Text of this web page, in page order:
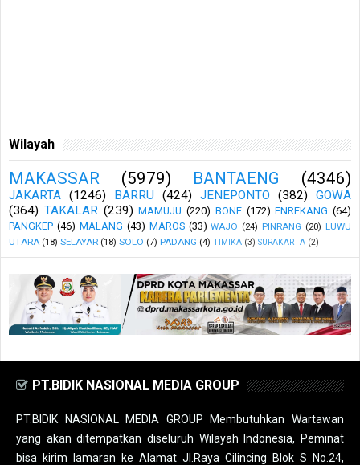
Wilayah
MAKASSAR (5979) BANTAENG (4346)
JAKARTA (1246) BARRU (424) JENEPONTO (382)
GOWA
(364) TAKALAR (239) MAMUJU (220) BONE (172) ENREKANG (64)
PANGKEP (46) MALANG (43) MAROS (33) WAJO (24) PINRANG (20) LUWU
UTARA (18) SELAYAR (18) SOLO (7) PADANG (4) TIMIKA (3) SURAKARTA (2)
PT.BIDIK NASIONAL MEDIA GROUP
PT.BIDIK NASIONAL MEDIA GROUP Membutuhkan Wartawan
yang akan ditempatkan diseluruh Wilayah Indonesia, Peminat
bisa kirim lamaran ke Alamat Jl.Raya Cilincing Blok S No.24,